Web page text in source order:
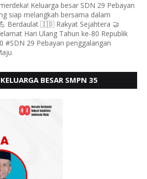
Keluarga besar SDN 29 Pebayan
siap melangkah bersama dalam
Berdaulat 🇮🇩 Rakyat Sejahtera 🤝
Hari Ulang Tahun ke-80 Republik
#SDN 29 Pebayan penggalangan
BESAR SMPN 35